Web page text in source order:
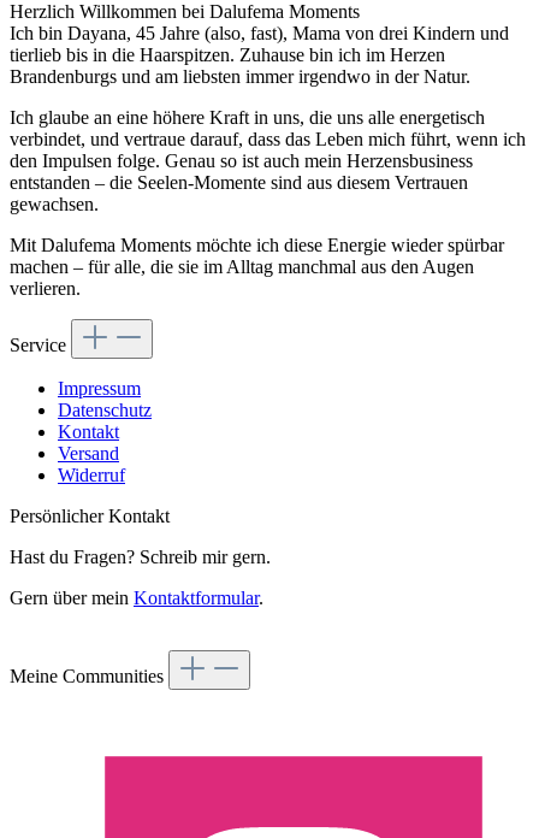
Herzlich Willkommen bei Dalufema Moments
Ich bin Dayana, 45 Jahre (also, fast), Mama von drei Kindern und
tierlieb bis in die Haarspitzen. Zuhause bin ich im Herzen
Brandenburgs und am liebsten immer irgendwo in der Natur.
Ich glaube an eine höhere Kraft in uns, die uns alle energetisch
verbindet, und vertraue darauf, dass das Leben mich führt, wenn ich
den Impulsen folge. Genau so ist auch mein Herzensbusiness
entstanden – die Seelen-Momente sind aus diesem Vertrauen
gewachsen.
Mit Dalufema Moments möchte ich diese Energie wieder spürbar
machen – für alle, die sie im Alltag manchmal aus den Augen
verlieren.
Service
Impressum
Datenschutz
Kontakt
Versand
Widerruf
Persönlicher Kontakt
Hast du Fragen? Schreib mir gern.
Gern über mein Kontaktformular.
Meine Communities